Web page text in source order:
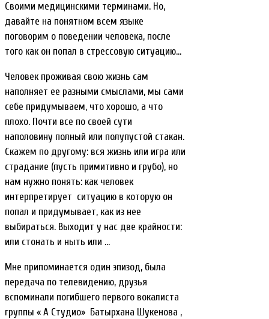
Своими медицинскими терминами. Но,
давайте на понятном всем языке
поговорим о поведении человека, после
того как он попал в стрессовую ситуацию…
Человек проживая свою жизнь сам
наполняет ее разными смыслами, мы сами
себе придумываем, что хорошо, а что
плохо. Почти все по своей сути
наполовину полный или полупустой стакан.
Скажем по другому: вся жизнь или игра или
страдание (пусть примитивно и грубо), но
нам нужно понять: как человек
интерпретирует ситуацию в которую он
попал и придумывает, как из нее
выбираться. Выходит у нас две крайности:
или стонать и ныть или …
Мне припоминается один эпизод, была
передача по телевидению, друзья
вспоминали погибшего первого вокалиста
группы « А Студио» Батырхана Шукенова ,